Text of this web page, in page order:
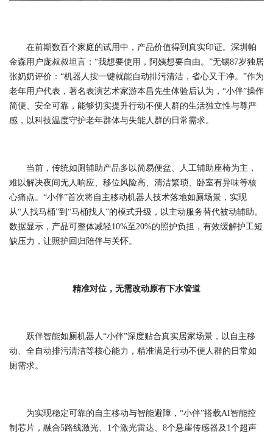
在前期数百个家庭的试用中，产品价值得到真实印证。深圳帕
金森用户庞叔叔坦言：“我想要使用，阿姨想要自由。”无锡87岁独居
张奶奶评价：“机器人按一键就能自动排污清洁，省心又干净。”作为
老年用户代表，著名表演艺术家游本昌先生体验后认为，“小伴”操作
简便、安全可靠，能够切实提升行动不便人群的生活独立性与尊严
感，以科技温度守护老年群体与失能人群的日常需求。
当前，传统如厕辅助产品多以简易便盆、人工辅助座椅为主，
难以解决夜间无人响应、移位风险高、清洁繁琐、卧室有异味等核
心痛点。“小伴”首次将自主移动机器人技术落地如厕场景，实现
从“人找马桶”到“马桶找人”的模式升级，以主动服务替代被动辅助。
数据显示，产品可整体减轻10%至20%的照护负担，有效缓解护工短
缺压力，让照护回归陪伴与关怀。
精准对位，无需改动原有下水管道
跃伴智能如厕机器人“小伴”深度贴合真实居家场景，以自主移
动、全自动排污清洁等核心能力，精准满足行动不便人群的日常如
厕需求。
为实现稳定可靠的自主移动与智能避障，“小伴”搭载AI智能控
制芯片，融合5路线激光、1个激光雷达、8个悬崖传感器及1个超声